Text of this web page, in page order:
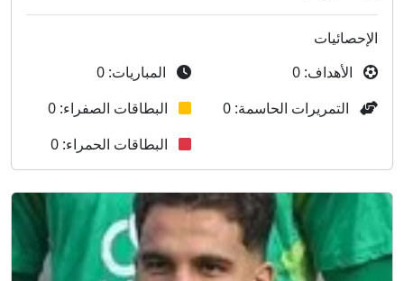
الإحصائيات
الأهداف: 0
التمريرات الحاسمة: 0
المباريات: 0
البطاقات الصفراء: 0
البطاقات الحمراء: 0